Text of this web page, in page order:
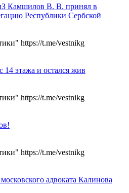
Камшилов В. В. принял в
Республики Сербской
https://t.me/vestnikg
14 этажа и остался жив
https://t.me/vestnikg
https://t.me/vestnikg
адвоката Калинова